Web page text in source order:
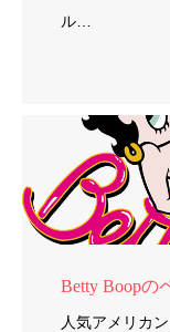
ル…
Betty Boopの
人気アメリカ